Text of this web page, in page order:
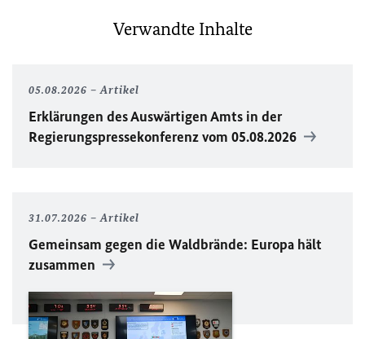
Verwandte Inhalte
05.08.2026 Artikel
Erklärungen des Auswärtigen Amts in der
Regierungspressekonferenz vom 05.08.2026
31.07.2026 Artikel
Gemeinsam gegen die Waldbrände: Europa hält
zusammen